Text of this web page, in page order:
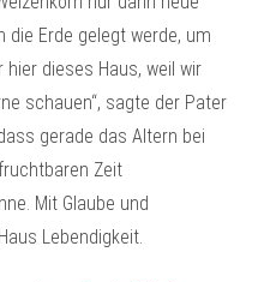
die Erde gelegt werde, um
hier dieses Haus, weil wir
schauen“, sagte der Pater
gerade das Altern bei
Zeit
Mit Glaube und
Lebendigkeit.